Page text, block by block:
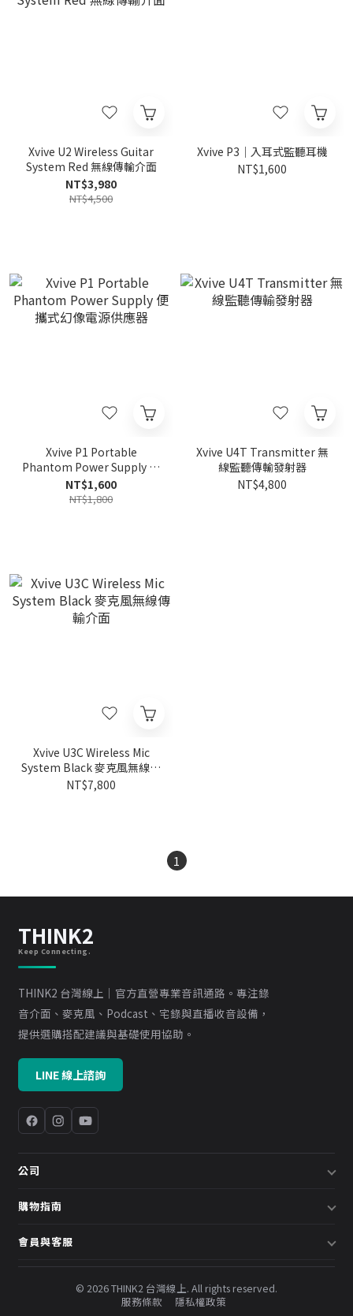
Xvive U2 Wireless Guitar
System Red 無線傳輸介面
NT$3,980
NT$4,500
Xvive P3｜入耳式監聽耳機
NT$1,600
Xvive P1 Portable
Phantom Power Supply 便
攜式幻像電源供應器
NT$1,600
NT$1,800
Xvive U4T Transmitter 無
線監聽傳輸發射器
NT$4,800
Xvive U3C Wireless Mic
System Black 麥克風無線傳
輸介面
NT$7,800
1
THINK2
Keep Connecting.
THINK2 台灣線上｜官方直營專業音訊通路。專注錄
音介面、麥克風、Podcast、宅錄與直播收音設備，
提供選購搭配建議與基礎使用協助。
LINE 線上諮詢
公司
關於我們
預約諮詢
購物指南
配送說明
會員與客服
會員中心
© 2026 THINK2 台灣線上. All rights reserved.
服務條款
隱私權政策